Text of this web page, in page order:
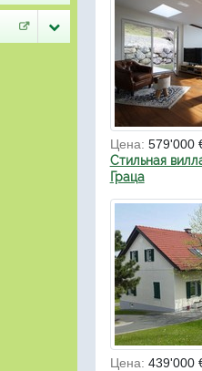
Цена: 579'000
Стильная
Граца
Цена: 439'000